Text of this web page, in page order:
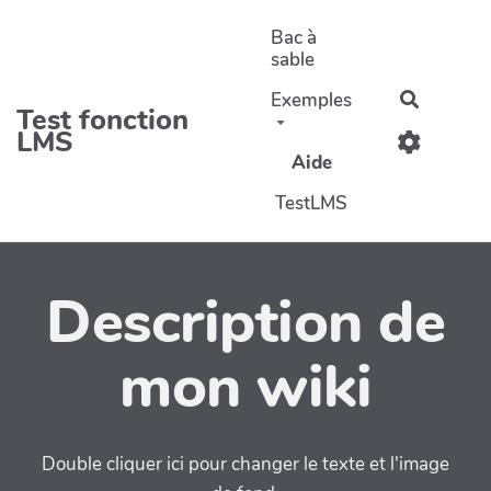
Test fonction
LMS
Bac à
sable
Exemples
Aide
TestLMS
Description de
mon wiki
Double cliquer ici pour changer le texte et l'image